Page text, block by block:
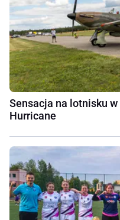
Sensacja na lotnisku
Hurricane